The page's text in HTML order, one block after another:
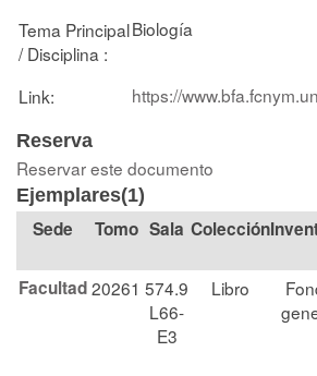
Tema Principal
/ Disciplina :
Biología
Link: https://
Reserva
Reservar este documento
Ejemplares(1)
Tomo Sala Colección
Facultad20261 574.9
L66-
E3
Libro